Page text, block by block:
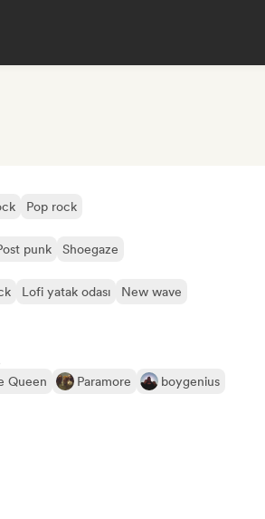
Pop rock
punk Shoegaze
Lofi yatak odası
New wave
Queen Paramore boygenius